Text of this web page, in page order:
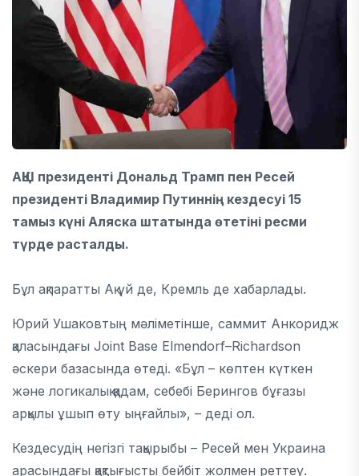
АҚШ президенті Дональд Трамп пен Ресей
президенті Владимир Путиннің кездесуі 15
тамыз күні Аляска штатында өтетіні ресми
түрде расталды.
Бұл ақпаратты Ақ үй де, Кремль де хабарлады.
Юрий Ушаковтың мәліметінше, саммит Анкоридж
қаласындағы Joint Base Elmendorf–Richardson
әскери базасында өтеді. «Бұл – көптен күткен
және логикалық қадам, себебі Берингов бұғазы
арқылы ұшып өту ыңғайлы», – деді ол.
Кездесудің негізгі тақырыбы – Ресей мен Украина
арасындағы қақтығысты бейбіт жолмен реттеу.